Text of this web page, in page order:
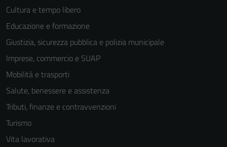
Cultura e tempo libero
Educazione e formazione
Giustizia, sicurezza pubblica e polizia municipale
Imprese, commercio e SUAP
Mobilità e trasporti
Salute, benessere e assistenza
Tributi, finanze e contravvenzioni
Turismo
Vita lavorativa
funzionamento
del sito e non